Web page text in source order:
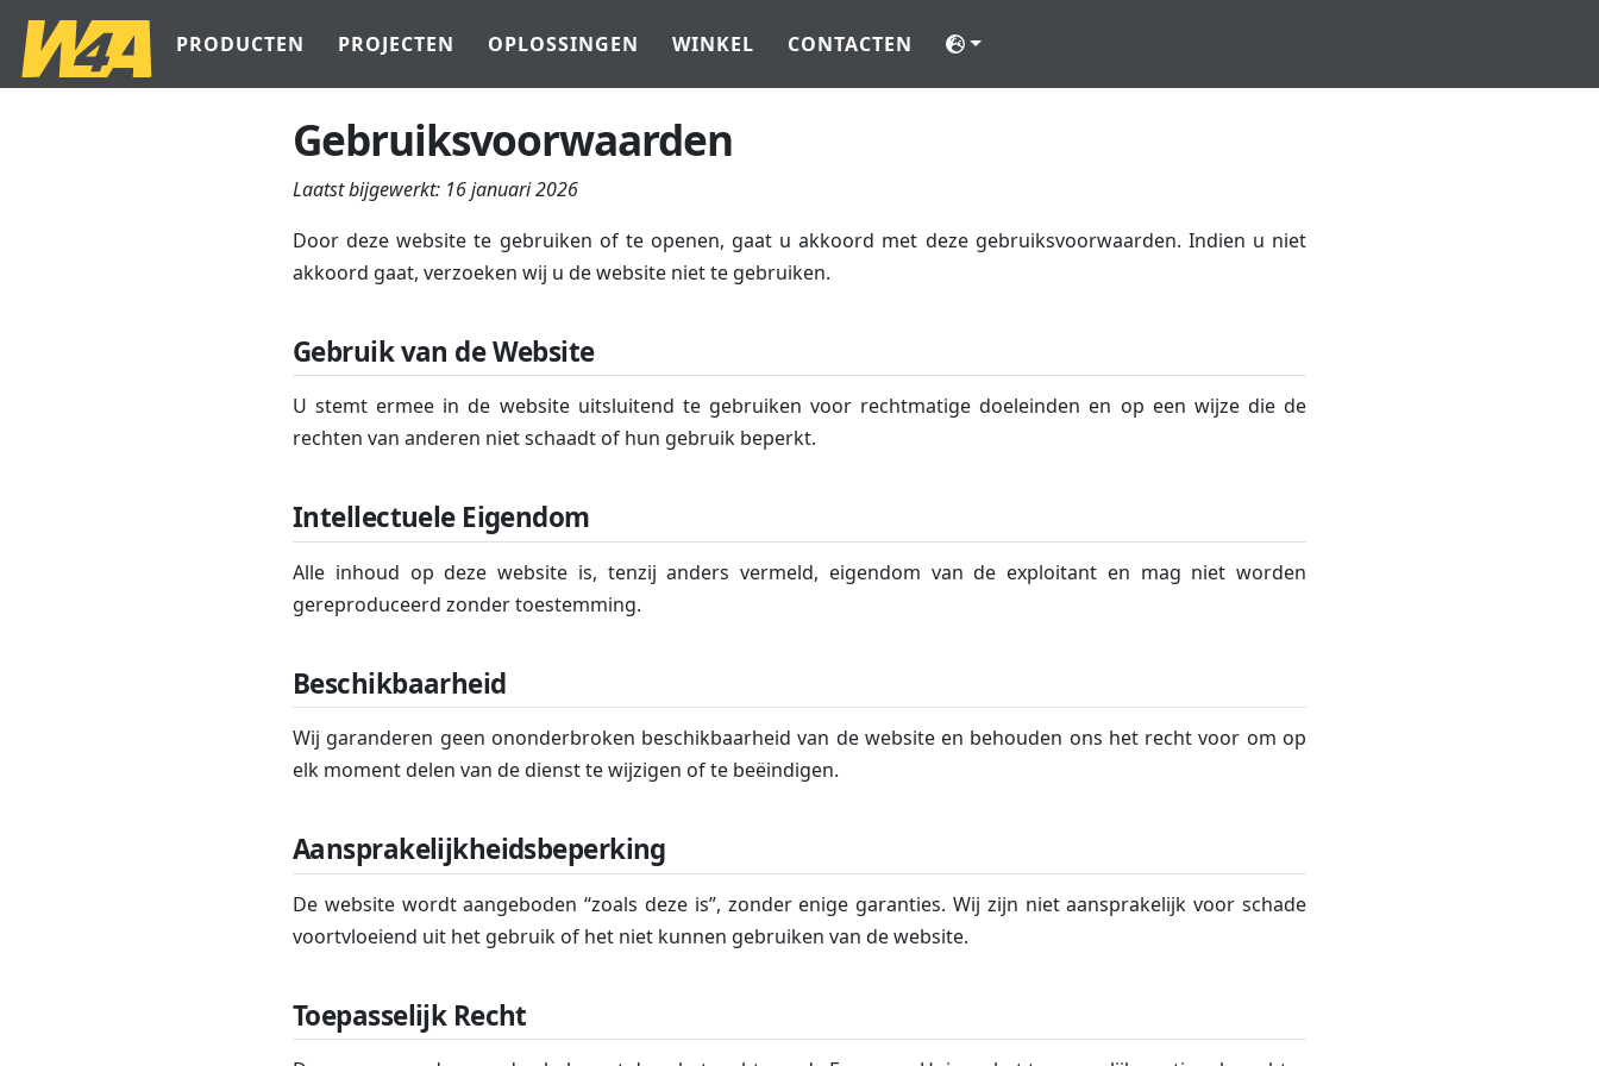
PRODUCTEN PROJECTEN OPLOSSINGEN WINKEL CONTACTEN
Gebruiksvoorwaarden
Laatst bijgewerkt: 16 januari 2026
Door deze website te gebruiken of te openen, gaat u akkoord met deze gebruiksvoorwaarden. Indien u niet
akkoord gaat, verzoeken wij u de website niet te gebruiken.
Gebruik van de Website
U stemt ermee in de website uitsluitend te gebruiken voor rechtmatige doeleinden en op een wijze die de
rechten van anderen niet schaadt of hun gebruik beperkt.
Intellectuele Eigendom
Alle inhoud op deze website is, tenzij anders vermeld, eigendom van de exploitant en mag niet worden
gereproduceerd zonder toestemming.
Beschikbaarheid
Wij garanderen geen ononderbroken beschikbaarheid van de website en behouden ons het recht voor om op
elk moment delen van de dienst te wijzigen of te beëindigen.
Aansprakelijkheidsbeperking
De website wordt aangeboden “zoals deze is”, zonder enige garanties. Wij zijn niet aansprakelijk voor schade
voortvloeiend uit het gebruik of het niet kunnen gebruiken van de website.
Toepasselijk Recht